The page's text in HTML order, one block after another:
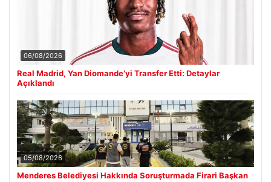
06/08/2026
Real Madrid, Yan Diomande’yi Transfer Etti: Detaylar
Açıklandı
05/08/2026
Menderes Belediyesi Hakkında Soruşturmada Firari Başkan